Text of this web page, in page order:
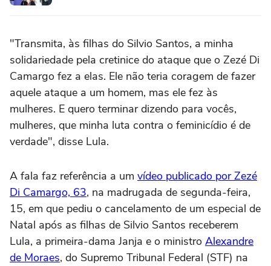
"Transmita, às filhas do Silvio Santos, a minha
solidariedade pela cretinice do ataque que o Zezé Di
Camargo fez a elas. Ele não teria coragem de fazer
aquele ataque a um homem, mas ele fez às
mulheres. E quero terminar dizendo para vocês,
mulheres, que minha luta contra o feminicídio é de
verdade", disse Lula.
A fala faz referência a um vídeo publicado por Zezé
Di Camargo, 63, na madrugada de segunda-feira,
15, em que pediu o cancelamento de um especial de
Natal após as filhas de Silvio Santos receberem
Lula, a primeira-dama Janja e o ministro Alexandre
de Moraes, do Supremo Tribunal Federal (STF) na